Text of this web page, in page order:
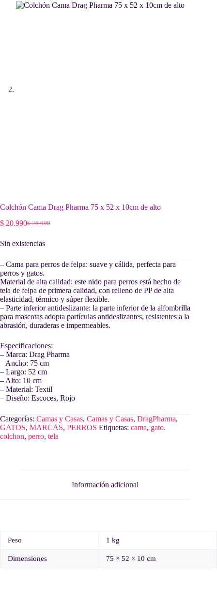
Colchón Cama Drag Pharma 75 x 52 x 10cm de alto
$25.990
El
original
$ 25.990.
$ 20.990El
actual
$ 20.990.
Sin existencias
– Cama para perros de felpa: suave y cálida, perfecta para
perros y gatos.
Material de alta calidad: este nido para perros está hecho de
tela de felpa de primera calidad, con relleno de PP de alta
elasticidad, térmico y súper flexible.
– Parte inferior antideslizante: la parte inferior de la alfombrilla
para mascotas adopta partículas antideslizantes, resistentes a la
abrasión, duraderas e impermeables.
Especificaciones:
– Marca: Drag Pharma
– Ancho: 75 cm
– Largo: 52 cm
– Alto: 10 cm
– Material: Textil
– Diseño: Escoces, Rojo
Categorías: Camas y Casas, Camas y Casas, DragPharma,
GATOS, MARCAS, PERROS Etiquetas: cama, gato.
colchon, perro, tela
Información adicional
Peso 1 kg
Dimensiones 75 × 52 × 10 cm